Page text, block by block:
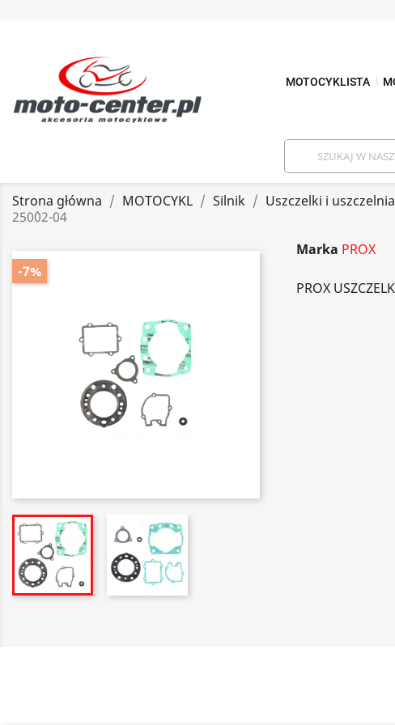
MOTOCYKLISTA
Strona główna MOTOCYKL Silnik Uszczelki i
250`02-04
-7%
Marka PROX
PROX